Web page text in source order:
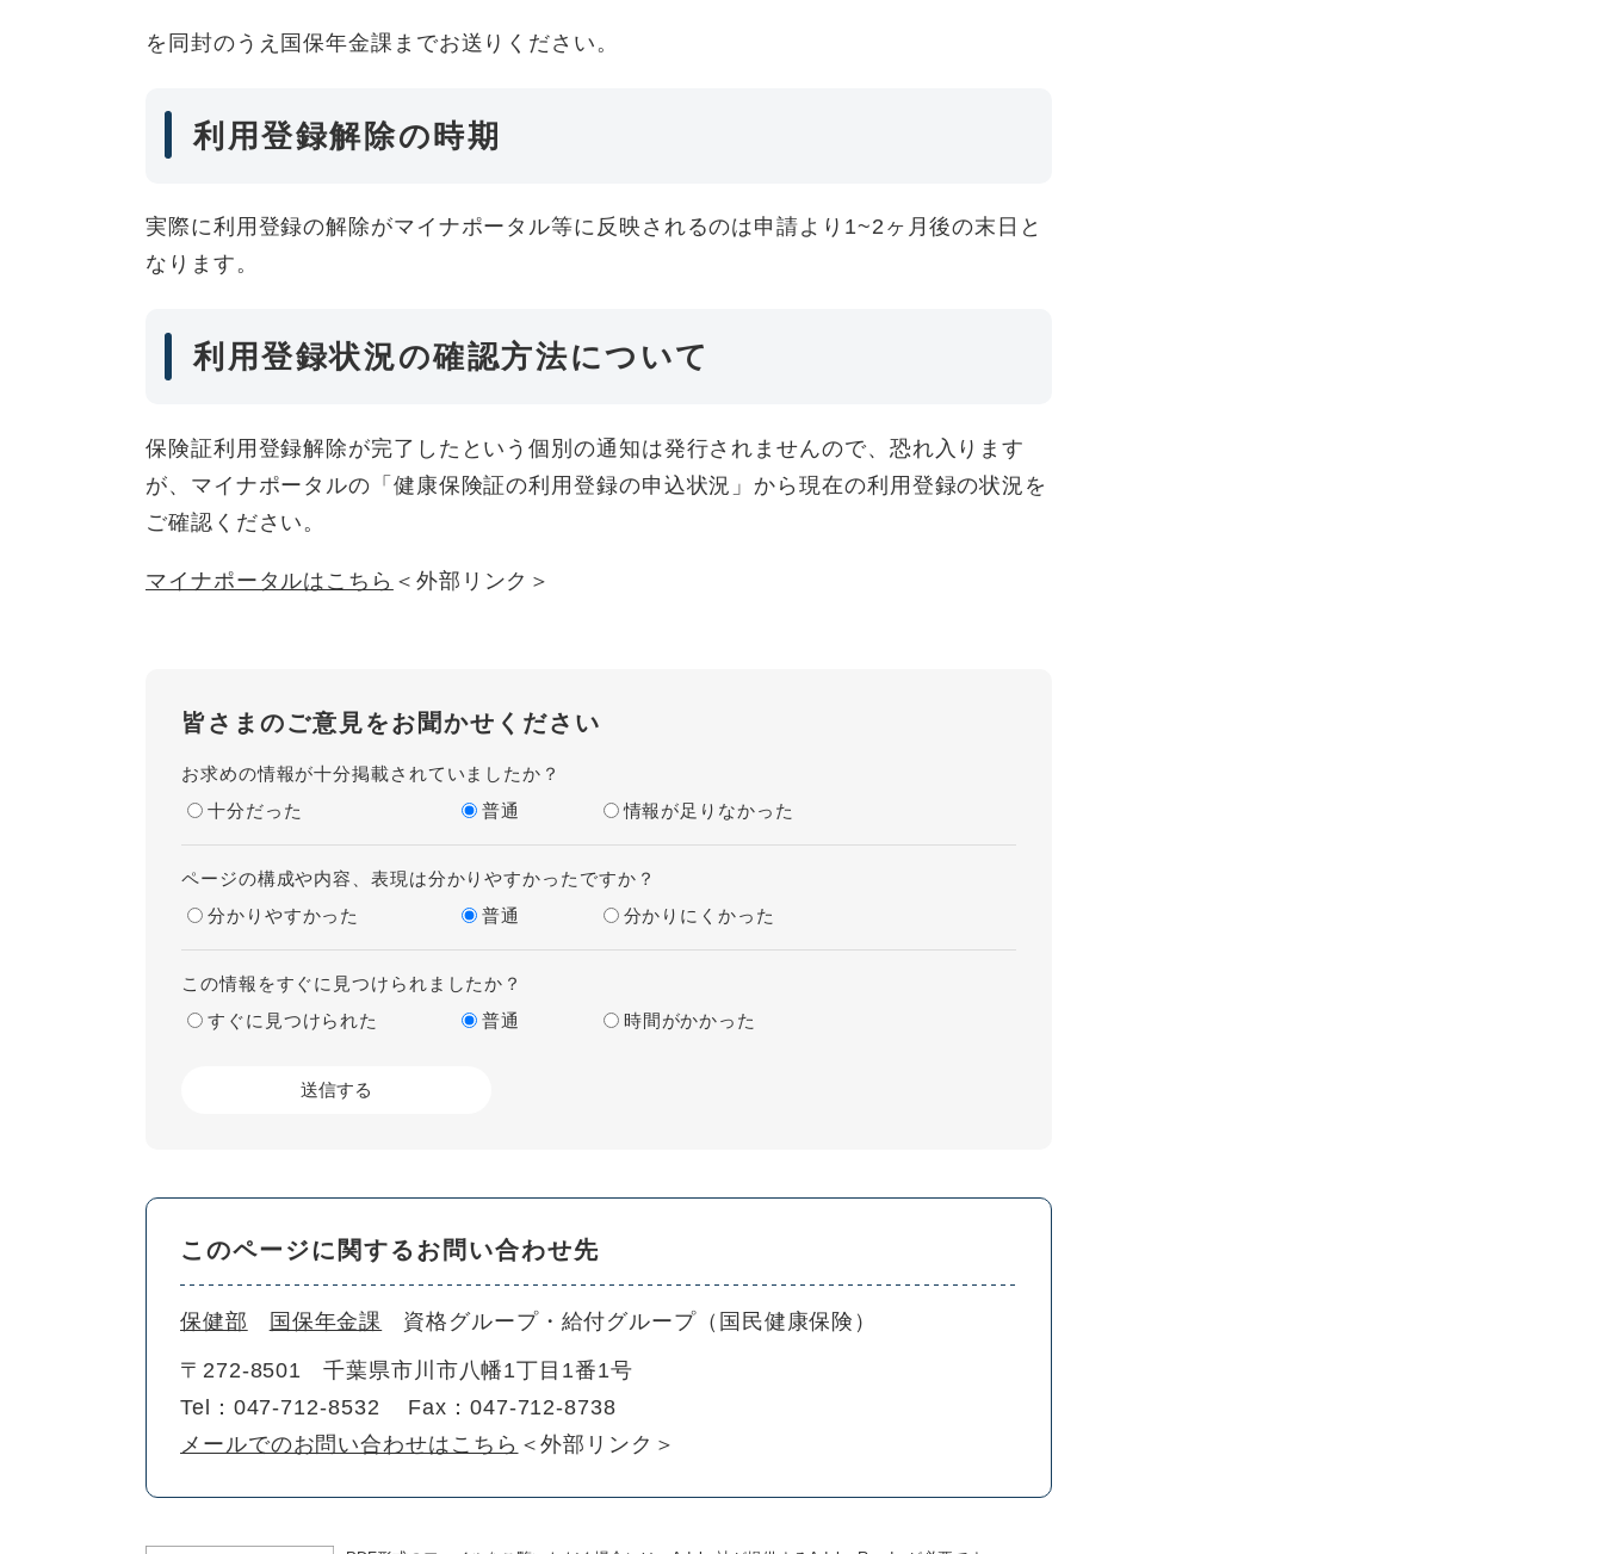
を同封のうえ国保年金課までお送りください。
利用登録解除の時期
実際に利用登録の解除がマイナポータル等に反映されるのは申請より1~2ヶ月後の末日と
なります。
利用登録状況の確認方法について
保険証利用登録解除が完了したという個別の通知は発行されませんので、恐れ入ります
が、マイナポータルの「健康保険証の利用登録の申込状況」から現在の利用登録の状況を
ご確認ください。
マイナポータルはこちら ＜外部リンク＞
皆さまのご意見をお聞かせください
お求めの情報が十分掲載されていましたか？
十分だった
普通 情報が足りなかった
ページの構成や内容、表現は分かりやすかったですか？
分かりやすかった
普通 分かりにくかった
この情報をすぐに見つけられましたか？
すぐに見つけられた
普通 時間がかかった
このページに関するお問い合わせ先
保健部 国保年金課 資格グループ・給付グループ（国民健康保険）
〒272-8501
千葉県市川市八幡1丁目1番1号
Tel：047-712-8532
Fax：047-712-8738
メールでのお問い合わせはこちら ＜外部リンク＞